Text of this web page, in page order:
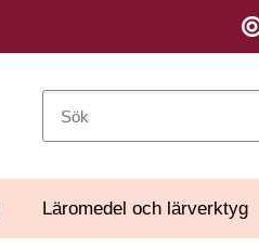
Läromedel och lärverktyg